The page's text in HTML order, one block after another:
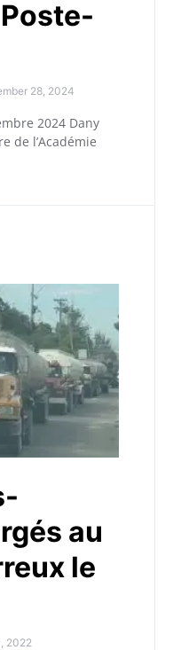
28, 2024
2024 Dany
de l’Académie
au
le
2022